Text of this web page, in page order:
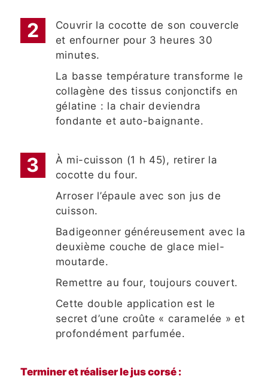
Couvrir la cocotte de son couvercle
et enfourner pour 3 heures 30
minutes.
La basse température transforme le
collagène des tissus conjonctifs en
gélatine : la chair deviendra
fondante et auto-baignante.
À mi-cuisson (1 h 45), retirer la
cocotte du four.
Arroser l’épaule avec son jus de
cuisson.
Badigeonner généreusement avec la
deuxième couche de glace miel-
moutarde.
Remettre au four, toujours couvert.
Cette double application est le
secret d’une croûte « caramelée » et
profondément parfumée.
Terminer et réaliser le jus corsé :